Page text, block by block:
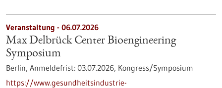
Veranstaltung - 06.07.2026
Max Delbrück Center Bioengineering
Symposium
Berlin, Anmeldefrist: 03.07.2026, Kongress/Symposium
https://www.gesundheitsindustrie-